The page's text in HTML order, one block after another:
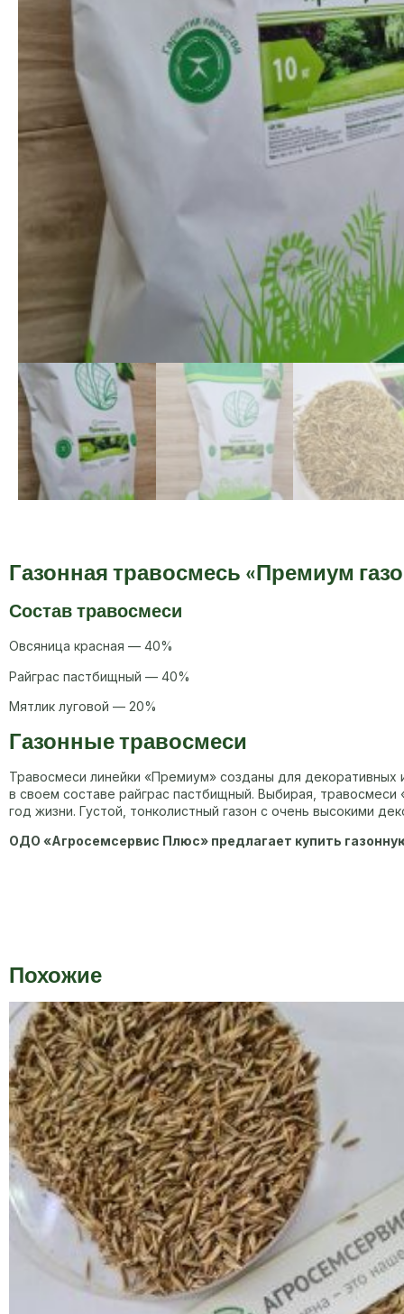
Газонная травосмесь «Премиум
Состав травосмеси
Овсяница красная — 40%
Райграс пастбищный — 40%
Мятлик луговой — 20%
Газонные травосмеси
Травосмеси линейки «Премиум» созданы для декоративных
в своем составе райграс пастбищный. Выбирая,
год жизни. Густой, тонколистный газон с очень высокими
ОДО «Агросемсервис Плюс» предлагает купить
Похожие